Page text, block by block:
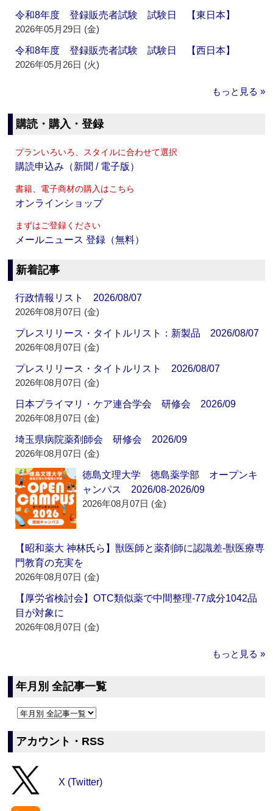
令和8年度 登録販売者試験 試験日 【東日本】
2026年05月29日 (金)
令和8年度 登録販売者試験 試験日 【西日本】
2026年05月26日 (火)
もっと見る »
購読・購入・登録
プランいろいろ、スタイルに合わせて選択
購読申込み（新聞 / 電子版）
書籍、電子商材の購入はこちら
オンラインショップ
まずはご登録ください
メールニュース 登録（無料）
新着記事
行政情報リスト 2026/08/07
2026年08月07日 (金)
プレスリリース・タイトルリスト：新製品 2026/08/07
2026年08月07日 (金)
プレスリリース・タイトルリスト 2026/08/07
2026年08月07日 (金)
日本プライマリ・ケア連合学会 研修会 2026/09
2026年08月07日 (金)
埼玉県病院薬剤師会 研修会 2026/09
2026年08月07日 (金)
徳島文理大学 徳島薬学部 オープンキ
ャンパス 2026/08-2026/09
2026年08月07日 (金)
【昭和薬大 神林氏ら】獣医師と薬剤師に認識差‐獣医療専
門教育の充実を
2026年08月07日 (金)
【厚労省検討会】OTC類似薬で中間整理‐77成分1042品
目が対象に
2026年08月07日 (金)
もっと見る »
年月別 全記事一覧
アカウント・RSS
X (Twitter)